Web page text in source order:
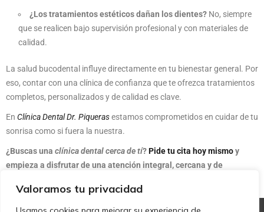
Valoramos tu privacidad
¿Los tratamientos estéticos dañan los dientes? No, siempre
que se realicen bajo supervisión profesional y con materiales de
calidad.
La salud bucodental influye directamente en tu bienestar general. Por
eso, contar con una clínica de confianza que te ofrezca tratamientos
completos, personalizados y de calidad es clave.
En Clínica Dental Dr. Piquerasestamos comprometidos en cuidar de tu
sonrisa como si fuera la nuestra.
¿Buscas una clínica dental cerca de tí?Pide tu cita hoy mismoy
empieza a disfrutar de una atención integral, cercana y de